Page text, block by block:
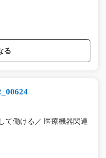
る
て働ける／ 医療機器関連